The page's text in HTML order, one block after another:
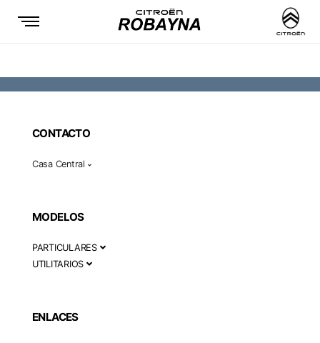
CONTACTO
Casa Central
MODELOS
PARTICULARES
UTILITARIOS
ENLACES